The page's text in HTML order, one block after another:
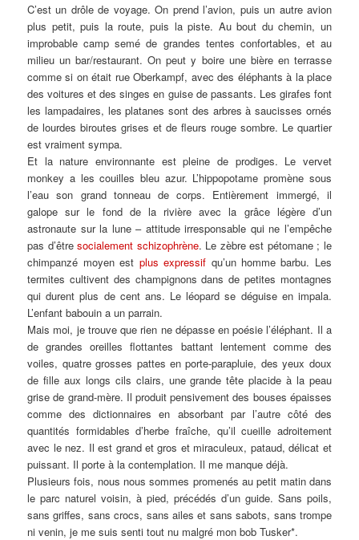
C’est un drôle de voyage. On prend l’avion, puis un autre avion
plus petit, puis la route, puis la piste. Au bout du chemin, un
improbable camp semé de grandes tentes confortables, et au
milieu un bar/restaurant. On peut y boire une bière en terrasse
comme si on était rue Oberkampf, avec des éléphants à la place
des voitures et des singes en guise de passants. Les girafes font
les lampadaires, les platanes sont des arbres à saucisses ornés
de lourdes biroutes grises et de fleurs rouge sombre. Le quartier
est vraiment sympa.
Et la nature environnante est pleine de prodiges. Le vervet
monkey a les couilles bleu azur. L’hippopotame promène sous
l’eau son grand tonneau de corps. Entièrement immergé, il
galope sur le fond de la rivière avec la grâce légère d’un
astronaute sur la lune – attitude irresponsable qui ne l’empêche
pas d’êtresocialement schizophrène. Le zèbre est pétomane ; le
chimpanzé moyen est plus expressif qu’un homme barbu. Les
termites cultivent des champignons dans de petites montagnes
qui durent plus de cent ans. Le léopard se déguise en impala.
L’enfant babouin a un parrain.
Mais moi, je trouve que rien ne dépasse en poésie l’éléphant. Il a
de grandes oreilles flottantes battant lentement comme des
voiles, quatre grosses pattes en porte-parapluie, des yeux doux
de fille aux longs cils clairs, une grande tête placide à la peau
grise de grand-mère. Il produit pensivement des bouses épaisses
comme des dictionnaires en absorbant par l’autre côté des
quantités formidables d’herbe fraîche, qu’il cueille adroitement
avec le nez. Il est grand et gros et miraculeux, pataud, délicat et
puissant. Il porte à la contemplation. Il me manque déjà.
Plusieurs fois, nous nous sommes promenés au petit matin dans
le parc naturel voisin, à pied, précédés d’un guide. Sans poils,
sans griffes, sans crocs, sans ailes et sans sabots, sans trompe
ni venin, je me suis senti tout nu malgré mon bob Tusker*.